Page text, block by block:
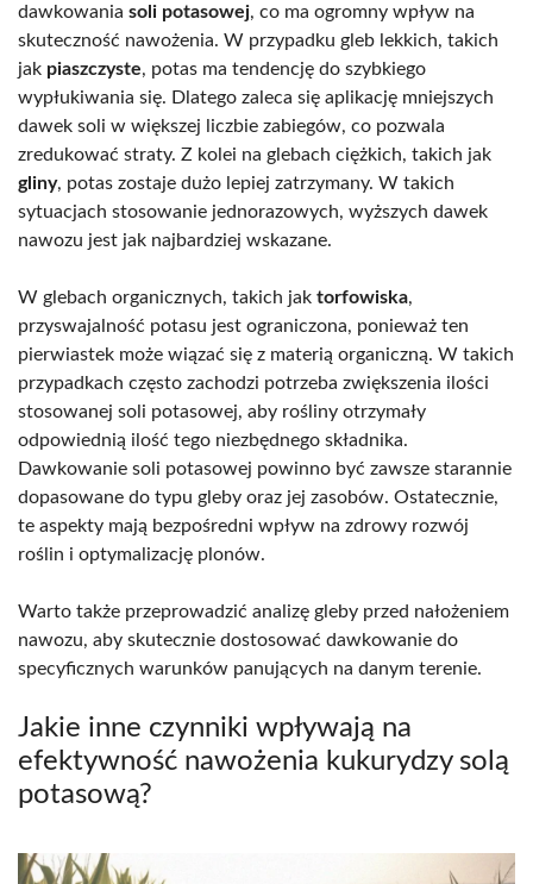
dawkowania soli potasowej, co ma ogromny wpływ na
skuteczność nawożenia. W przypadku gleb lekkich, takich
jak piaszczyste, potas ma tendencję do szybkiego
wypłukiwania się. Dlatego zaleca się aplikację mniejszych
dawek soli w większej liczbie zabiegów, co pozwala
zredukować straty. Z kolei na glebach ciężkich, takich jak
gliny, potas zostaje dużo lepiej zatrzymany. W takich
sytuacjach stosowanie jednorazowych, wyższych dawek
nawozu jest jak najbardziej wskazane.
W glebach organicznych, takich jak torfowiska,
przyswajalność potasu jest ograniczona, ponieważ ten
pierwiastek może wiązać się z materią organiczną. W takich
przypadkach często zachodzi potrzeba zwiększenia ilości
stosowanej soli potasowej, aby rośliny otrzymały
odpowiednią ilość tego niezbędnego składnika.
Dawkowanie soli potasowej powinno być zawsze starannie
dopasowane do typu gleby oraz jej zasobów. Ostatecznie,
te aspekty mają bezpośredni wpływ na zdrowy rozwój
roślin i optymalizację plonów.
Warto także przeprowadzić analizę gleby przed nałożeniem
nawozu, aby skutecznie dostosować dawkowanie do
specyficznych warunków panujących na danym terenie.
Jakie inne czynniki wpływają na
efektywność nawożenia kukurydzy solą
potasową?